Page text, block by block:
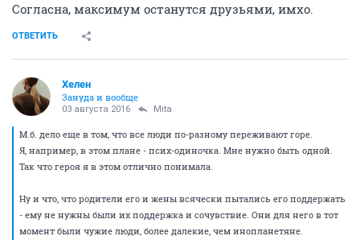
Согласна, максимум останутся друзьями, имхо.
ОТВЕТИТЬ
Хелен
Зануда и вообще
03 августа 2016 Mita
М.б. дело еще в том, что все люди по-разному переживают горе.
Я, например, в этом плане - псих-одиночка. Мне нужно быть одной.
Так что героя я в этом отлично понимала.
Ну и что, что родители его и жены всячески пытались его поддержать
- ему не нужны были их поддержка и сочувствие. Они для него в тот
момент были чужие люди, более далекие, чем инопланетяне.